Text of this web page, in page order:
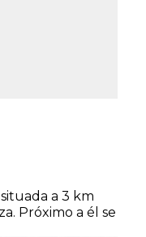
a 3 km
Próximo a él se